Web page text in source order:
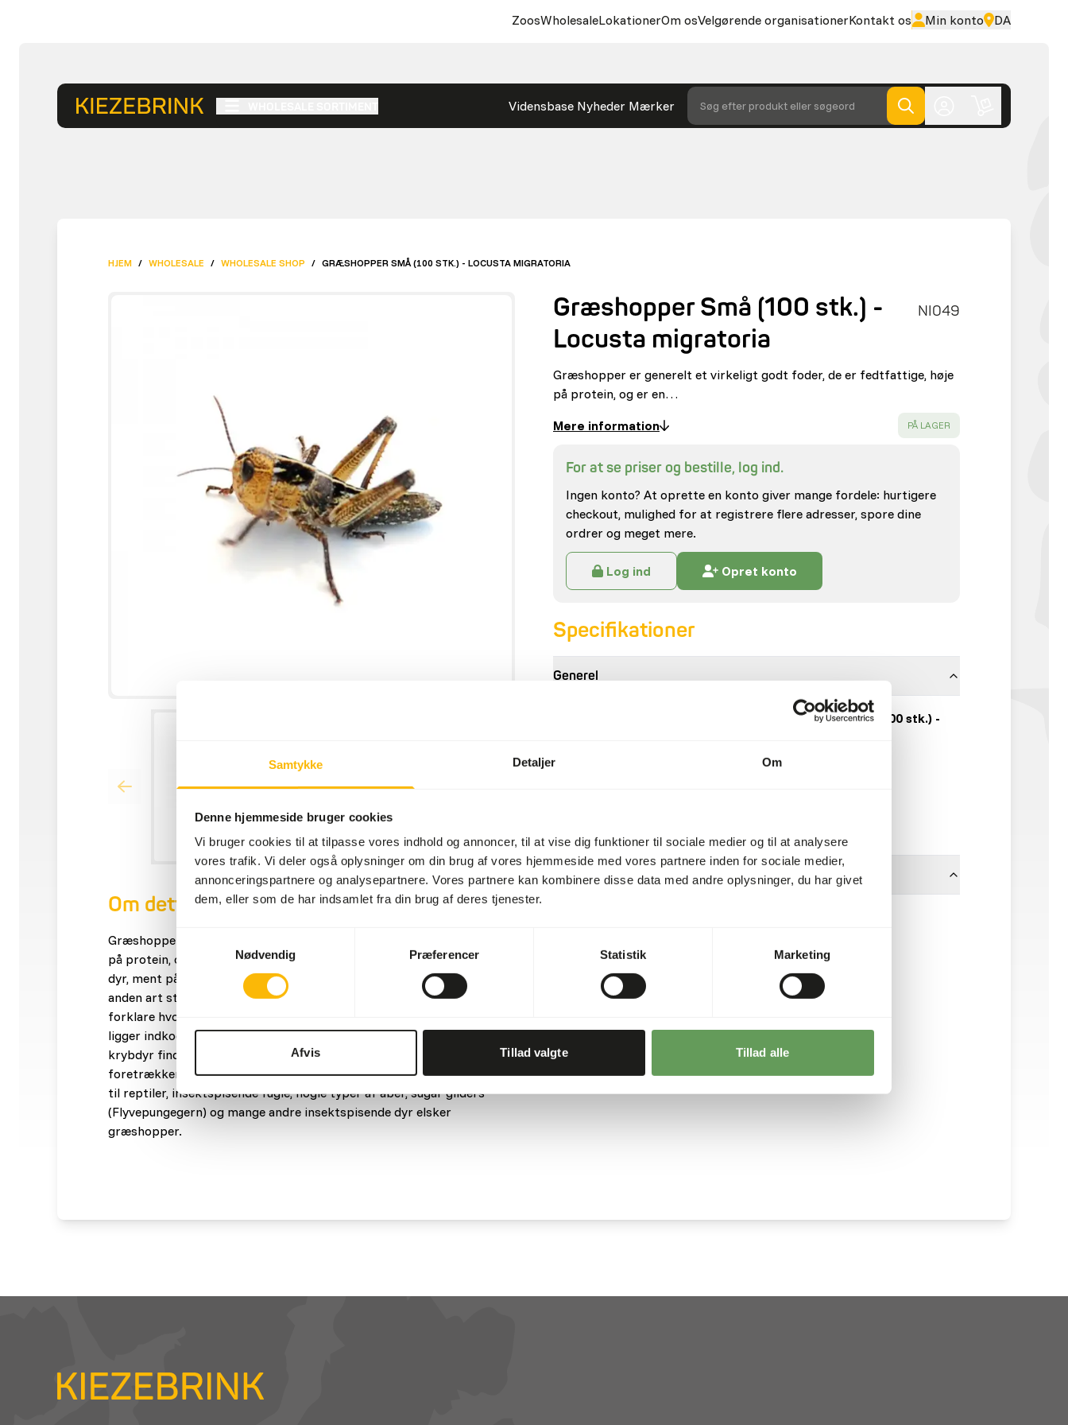
Samtykke Detaljer Om
Denne hjemmeside bruger cookies
Vi bruger cookies til at tilpasse vores indhold og annoncer, til at vise dig funktioner til sociale medier og til at analysere
vores trafik. Vi deler også oplysninger om din brug af vores hjemmeside med vores partnere inden for sociale medier,
annonceringspartnere og analysepartnere. Vores partnere kan kombinere disse data med andre oplysninger, du har givet
dem, eller som de har indsamlet fra din brug af deres tjenester.
Nødvendig
Præferencer Statistik Marketing
Afvis Tillad valgte Tillad alle
ZoosWholesaleLokationerOm osVelgørende organisationerKontakt os Min konto DA
Vidensbase Nyheder Mærker Søg efter produkt eller søgeord
HJEM / WHOLESALE / WHOLESALE SHOP / GRÆSHOPPER SMÅ (100 STK.) - LOCUSTA MIGRATORIA
Om dette produkt
Græshopper er generelt et virkeligt godt foder, de er fedtfattige, høje
på protein, og er en naturlig kost for stort set alle slags insektædende
dyr, ment på den måde at græshopper findes næsten altid i en eller
anden art stort set alle de steder hvor krybdyr findes. Det kan også
forklare hvorfor alle krybdyr er så vilde med dem, det er som det
ligger indkodet i dem, at græshopper er god mad. Som ejer af et
krybdyr finder man hurtigt ud af der er nogle ting ens krybdyr
foretrækker over andre ting. Men græshopper er selvfølgelig ikke kun
til reptiler, insektspisende fugle, nogle typer af aber, sugar gliders
(Flyvepungegern) og mange andre insektspisende dyr elsker
græshopper.
Græshopper Små (100 stk.) -
Locusta migratoria
NI049
Græshopper er generelt et virkeligt godt foder, de er fedtfattige, høje
på protein, og er en…
Mere information
SUCCESS
PÅ LAGER
For at se priser og bestille, log ind.
Ingen konto? At oprette en konto giver mange fordele: hurtigere
checkout, mulighed for at registrere flere adresser, spore dine
ordrer og meget mere.
Log ind Opret konto
Specifikationer
Generel
Græshopper Små (100 stk.) -
Artikel kode
NI049
Detaljer